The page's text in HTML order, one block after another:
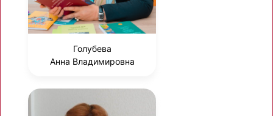
Голубева
Анна Владимировна